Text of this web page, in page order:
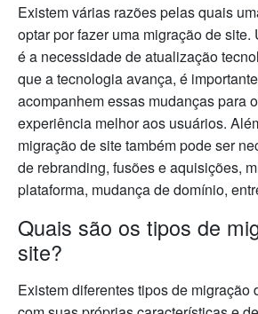
Existem várias razões pelas quais
optar por fazer uma migração de
é a necessidade de atualização
que a tecnologia avança, é
acompanhem essas mudanças para
experiência melhor aos usuários.
migração de site também pode ser
de rebranding, fusões e aquisições,
plataforma, mudança de domínio,
Quais são os tipos de
site?
Existem diferentes tipos de migração